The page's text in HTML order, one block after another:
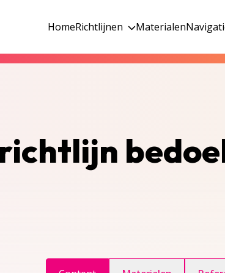
HomeRichtlijnen Materialen